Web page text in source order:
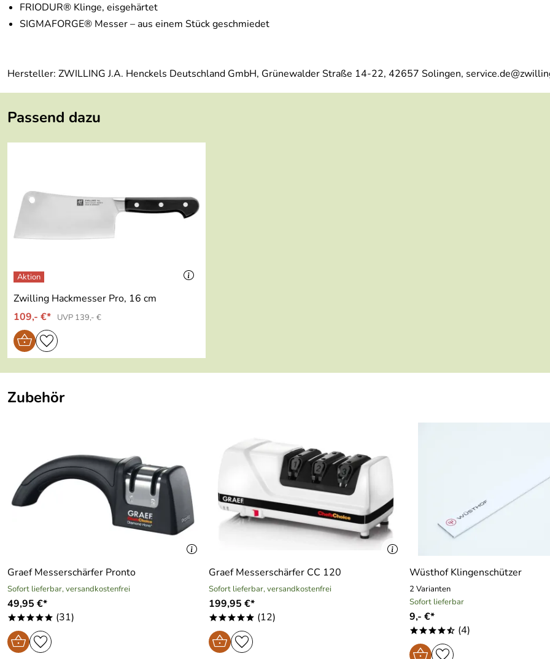
FRIODUR® Klinge, eisgehärtet
SIGMAFORGE® Messer – aus einem Stück geschmiedet
Hersteller: ZWILLING J.A. Henckels Deutschland GmbH, Grünewalder Straße 14-22, 42657 Solingen,
Passend dazu
Zwilling Hackmesser Pro, 16 cm
109,- €*
UVP 139,- €
Zubehör
Graef Messerschärfer Pronto
Sofort lieferbar, versandkostenfrei
49,95 €*
***** (31)
Graef Messerschärfer CC 120
Sofort lieferbar, versandkostenfrei
199,95 €*
***** (12)
Wüsthof Klingenschützer
2 Varianten
Sofort lieferbar
9,- €*
****/ (4)